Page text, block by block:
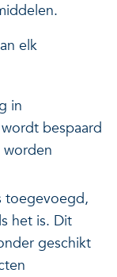
elk
in
bespaard
toegevoegd,
het is. Dit
geschikt